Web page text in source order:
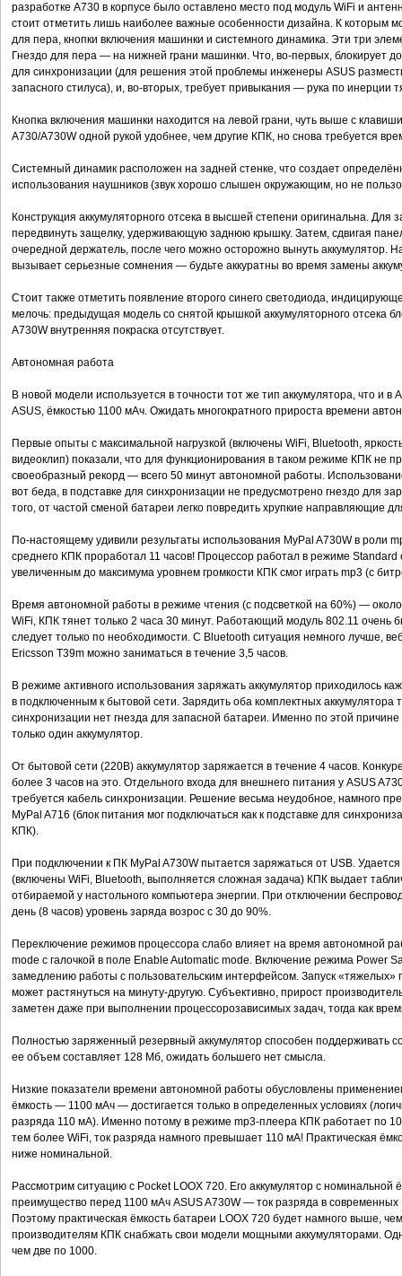
разработке A730 в корпусе было оставлено место под модуль WiFi и
стоит отметить лишь наиболее важные особенности дизайна. К которым
для пера, кнопки включения машинки и системного динамика. Эти три
Гнездо для пера — на нижней грани машинки. Что, во-первых, блокирует
для синхронизации (для решения этой проблемы инженеры ASUS
запасного стилуса), и, во-вторых, требует привыкания — рука по инерции
Кнопка включения машинки находится на левой грани, чуть выше с
A730/A730W одной рукой удобнее, чем другие КПК, но снова требуется
Системный динамик расположен на задней стенке, что создает
использования наушников (звук хорошо слышен окружающим, но не
Конструкция аккумуляторного отсека в высшей степени оригинальна.
передвинуть защелку, удерживающую заднюю крышку. Затем, сдвигая
очередной держатель, после чего можно осторожно вынуть аккумулятор.
вызывает серьезные сомнения — будьте аккуратны во время замены
Стоит также отметить появление второго синего светодиода,
мелочь: предыдущая модель со снятой крышкой аккумуляторного отсека
A730W внутренняя покраска отсутствует.
Автономная работа
В новой модели используется в точности тот же тип аккумулятора, что и
ASUS, ёмкостью 1100 мАч. Ожидать многократного прироста времени
Первые опыты с максимальной нагрузкой (включены WiFi, Bluetooth,
видеоклип) показали, что для функционирования в таком режиме КПК не
своеобразный рекорд — всего 50 минут автономной работы.
вот беда, в подставке для синхронизации не предусмотрено гнездо для
того, от частой сменой батареи легко повредить хрупкие направляющие
По-настоящему удивили результаты использования MyPal A730W в роли
среднего КПК проработал 11 часов! Процессор работал в режиме
увеличенным до максимума уровнем громкости КПК смог играть mp3 (с
Время автономной работы в режиме чтения (с подсветкой на 60%) —
WiFi, КПК тянет только 2 часа 30 минут. Работающий модуль 802.11 очень
следует только по необходимости. С Bluetooth ситуация немного лучше,
Ericsson T39m можно заниматься в течение 3,5 часов.
В режиме активного использования заряжать аккумулятор приходилось
в подключенным к бытовой сети. Зарядить оба комплектных аккумулятора
синхронизации нет гнезда для запасной батареи. Именно по этой
только один аккумулятор.
От бытовой сети (220В) аккумулятор заряжается в течение 4 часов.
более 3 часов на это. Отдельного входа для внешнего питания у ASUS
требуется кабель синхронизации. Решение весьма неудобное, намного
MyPal A716 (блок питания мог подключаться как к подставке для
КПК).
При подключении к ПК MyPal A730W пытается заряжаться от USB.
(включены WiFi, Bluetooth, выполняется сложная задача) КПК выдает
отбираемой у настольного компьютера энергии. При отключении
день (8 часов) уровень заряда возрос с 30 до 90%.
Переключение режимов процессора слабо влияет на время автономной
mode с галочкой в поле Enable Automatic mode. Включение режима Power
замедлению работы с пользовательским интерфейсом. Запуск «тяжелых»
может растянуться на минуту-другую. Субъективно, прирост
заметен даже при выполнении процессорозависимых задач, тогда как
Полностью заряженный резервный аккумулятор способен поддерживать
ее объем составляет 128 Мб, ожидать большего нет смысла.
Низкие показатели времени автономной работы обусловлены
ёмкость — 1100 мАч — достигается только в определенных условиях
разряда 110 мА). Именно потому в режиме mp3-плеера КПК работает по
тем более WiFi, ток разряда намного превышает 110 мА! Практическая
ниже номинальной.
Рассмотрим ситуацию с Pocket LOOX 720. Его аккумулятор с
преимущество перед 1100 мАч ASUS A730W — ток разряда в
Поэтому практическая ёмкость батареи LOOX 720 будет намного выше,
производителям КПК снабжать свои модели мощными аккумуляторами.
чем две по 1000.